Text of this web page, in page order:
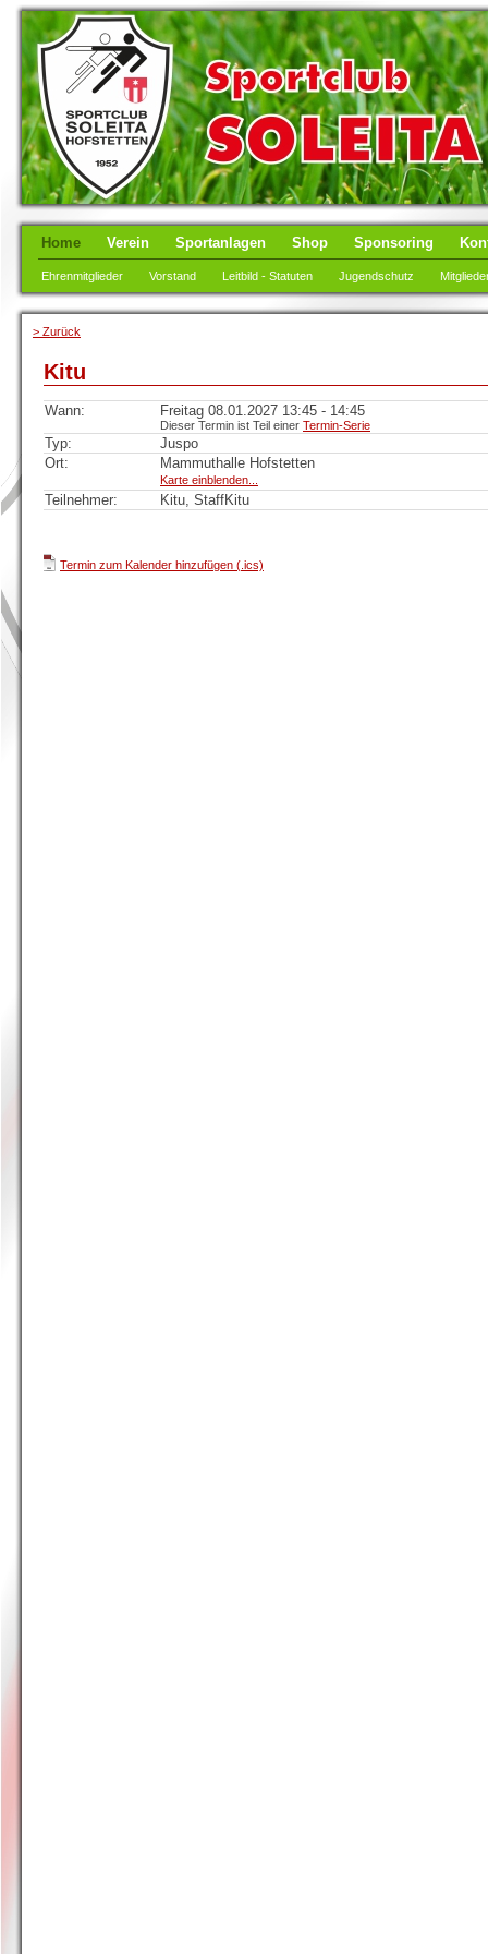
Home Verein Sportanlagen Shop Sponsoring
Ehrenmitglieder Vorstand Leitbild - Statuten Jugendschutz
> Zurück
Kitu
Wann: Freitag 08.01.2027 13:45 - 14:45
Dieser Termin ist Teil einer Termin-Serie
Typ:
Juspo
Ort:
Mammuthalle Hofstetten
Karte einblenden...
Teilnehmer: Kitu, StaffKitu
Termin zum Kalender hinzufügen (.ics)